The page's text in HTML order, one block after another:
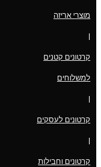
מוצרי אריזה
קרטונים קטנים
למשלוחים
קרטונים לעסקים
קרטונים וחבילות